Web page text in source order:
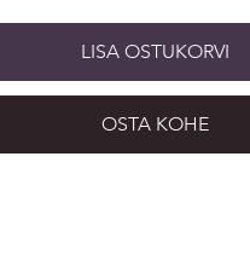
LISA OSTUKORVI
OSTA KOHE